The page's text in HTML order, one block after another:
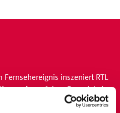
inszeniert RTL
auf dem Burgplatz in
Jesu mit dem Titel „Die